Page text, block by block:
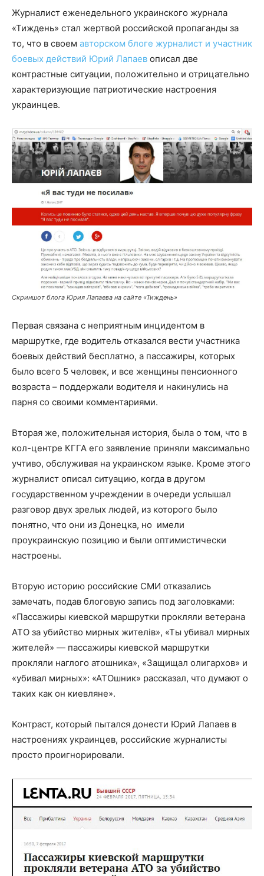
Журналист еженедельного украинского журнала
«Тиждень» стал жертвой российской пропаганды за
то, что в своем авторском блоге журналист и участник
боевых действий Юрий Лапаев описал две
контрастные ситуации, положительно и отрицательно
характеризующие патриотические настроения
украинцев.
Скриншот блога Юрия Лапаева на сайте «Тиждень»
Первая связана с неприятным инцидентом в
маршрутке, где водитель отказался вести участника
боевых действий бесплатно, а пассажиры, которых
было всего 5 человек, и все женщины пенсионного
возраста – поддержали водителя и накинулись на
парня со своими комментариями.
Вторая же, положительная история, была о том, что в
кол-центре КГГА его заявление приняли максимально
учтиво, обслуживая на украинском языке. Кроме этого
журналист описал ситуацию, когда в другом
государственном учреждении в очереди услышал
разговор двух зрелых людей, из которого было
понятно, что они из Донецка, но имели
проукраинскую позицию и были оптимистически
настроены.
Вторую историю российские СМИ отказались
замечать, подав блоговую запись под заголовками:
«Пассажиры киевской маршрутки прокляли ветерана
АТО за убийство мирных жителів», «Ты убивал мирных
жителей» — пассажиры киевской маршрутки
прокляли наглого атошника», «Защищал олигархов» и
«убивал мирных»: «АТОшник» рассказал, что думают о
таких как он киевляне».
Контраст, который пытался донести Юрий Лапаев в
настроениях украинцев, российские журналисты
просто проигнорировали.